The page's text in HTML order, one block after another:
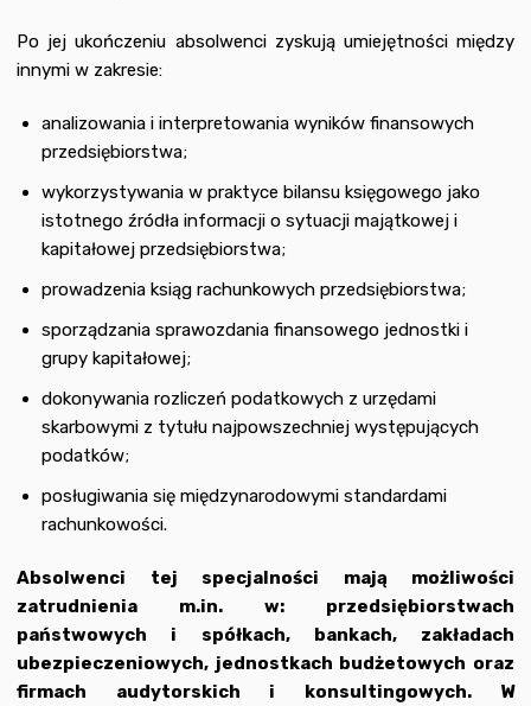
Po jej ukończeniu absolwenci zyskują umiejętności między
innymi w zakresie:
analizowania i interpretowania wyników finansowych
przedsiębiorstwa;
wykorzystywania w praktyce bilansu księgowego jako
istotnego źródła informacji o sytuacji majątkowej i
kapitałowej przedsiębiorstwa;
prowadzenia ksiąg rachunkowych przedsiębiorstwa;
sporządzania sprawozdania finansowego jednostki i
grupy kapitałowej;
dokonywania rozliczeń podatkowych z urzędami
skarbowymi z tytułu najpowszechniej występujących
podatków;
posługiwania się międzynarodowymi standardami
rachunkowości.
Absolwenci tej specjalności mają możliwości
zatrudnienia m.in. w: przedsiębiorstwach
państwowych i spółkach, bankach, zakładach
ubezpieczeniowych, jednostkach budżetowych oraz
firmach audytorskich i konsultingowych. W